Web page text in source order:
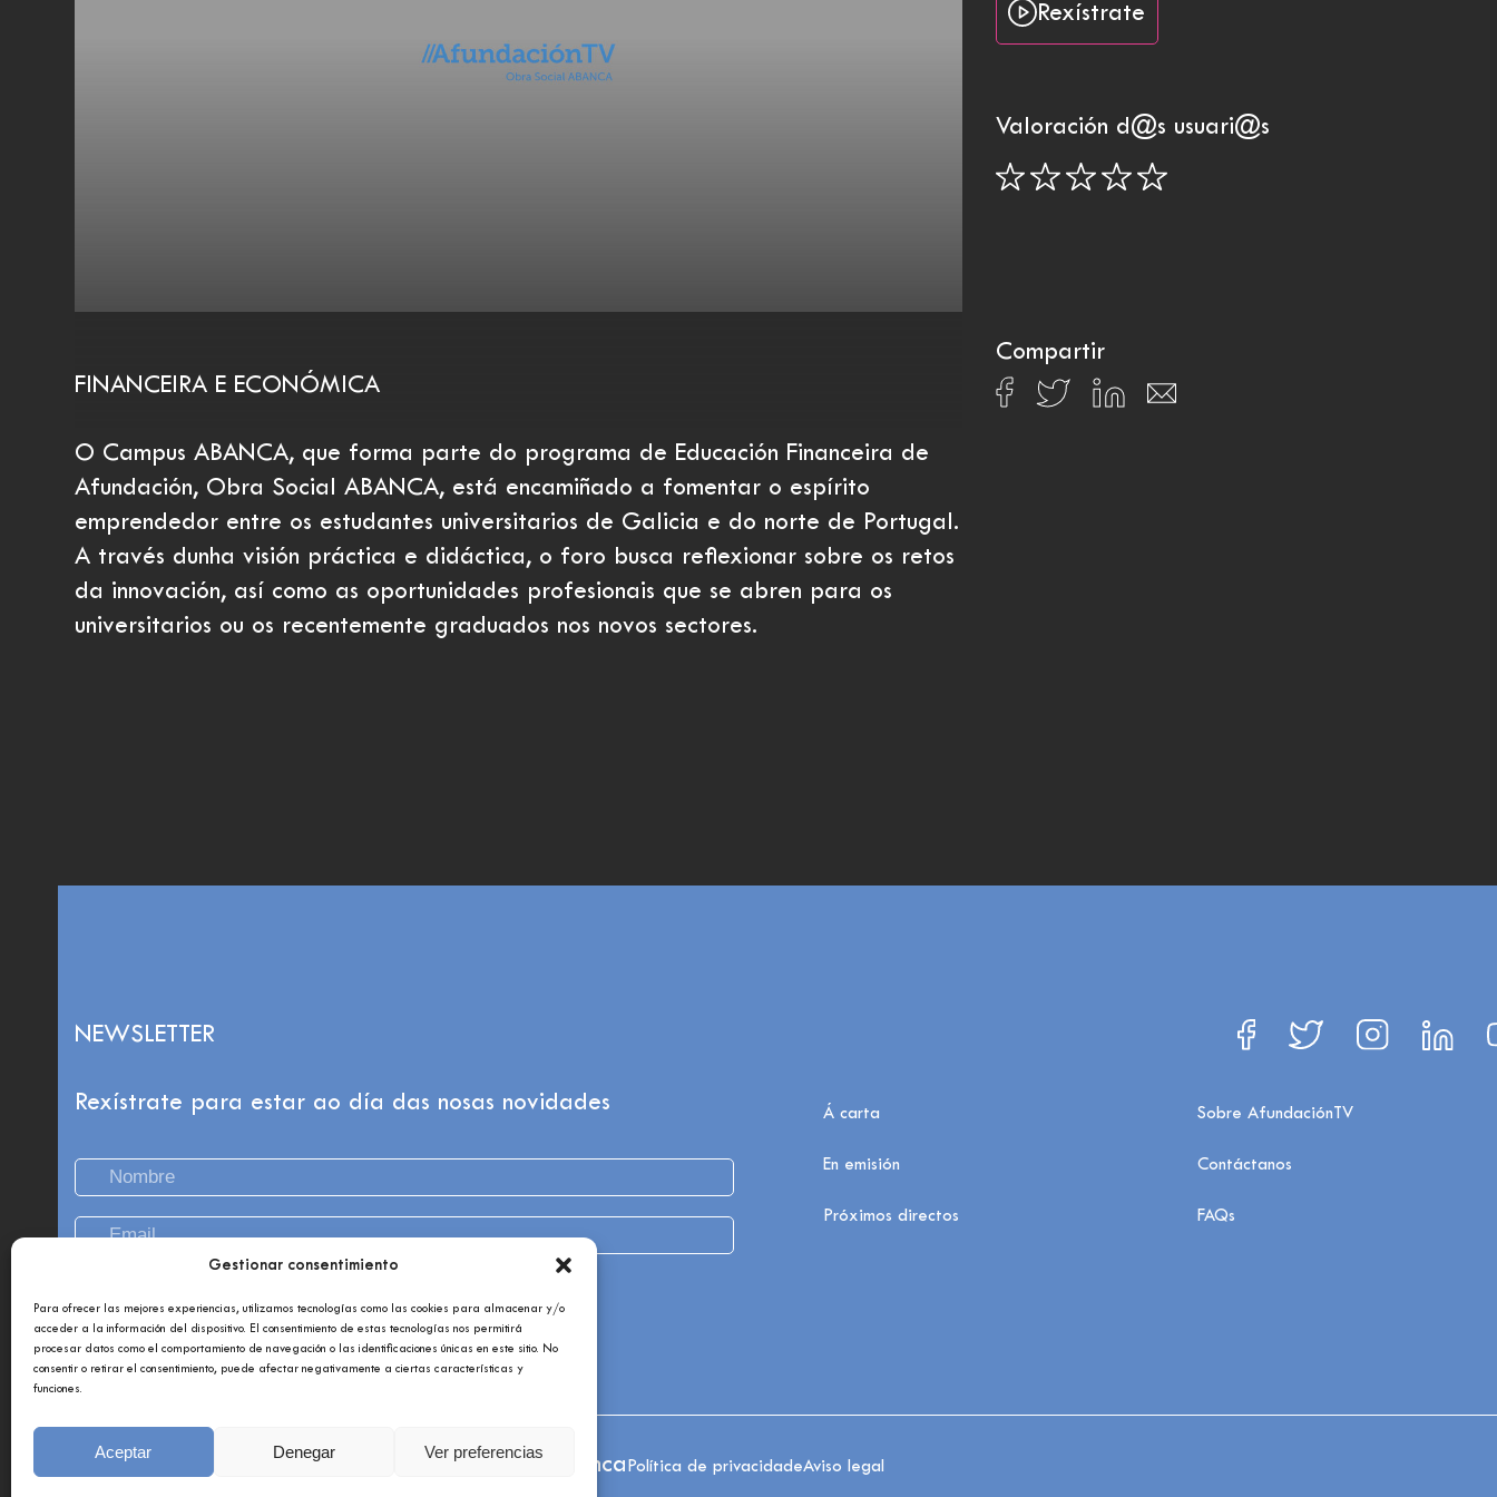
Gestionar consentimiento
Para ofrecer las mejores experiencias, utilizamos tecnologías como las cookies para almacenar y/o
acceder a la información del dispositivo. El consentimiento de estas tecnologías nos permitirá
procesar datos como el comportamiento de navegación o las identificaciones únicas en este sitio. No
consentir o retirar el consentimiento, puede afectar negativamente a ciertas características y
funciones.
Aceptar Denegar Ver preferencias
FINANCEIRA E ECONÓMICA
O Campus ABANCA, que forma parte do programa de Educación Financeira de
Afundación, Obra Social ABANCA, está encamiñado a fomentar o espírito
emprendedor entre os estudantes universitarios de Galicia e do norte de Portugal.
A través dunha visión práctica e didáctica, o foro busca reflexionar sobre os retos
da innovación, así como as oportunidades profesionais que se abren para os
universitarios ou os recentemente graduados nos novos sectores.
Rexístrate
Valoración d@s usuari@s
Compartir
NEWSLETTER
Rexístrate para estar ao día das nosas novidades Á carta
En emisión
Próximos directos
Sobre AfundaciónTV
Contáctanos
FAQs
Copyright 2021 © Afundación Obra Social Abanca Política de privacidadeAviso legal